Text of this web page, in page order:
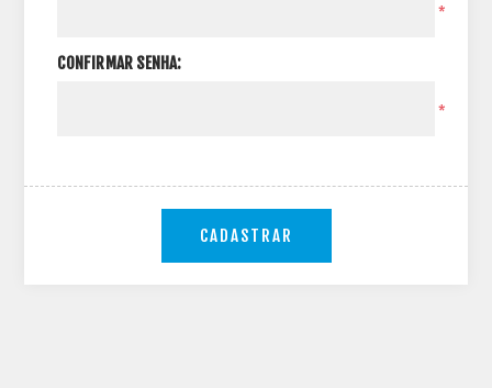
*
CONFIRMAR SENHA:
*
CADASTRAR